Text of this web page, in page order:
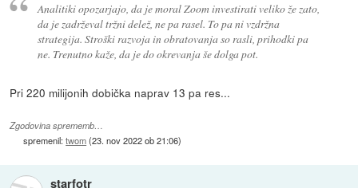
Analitiki opozarjajo, da je moral Zoom investirati veliko že zato,
da je zadrževal tržni delež, ne pa rasel. To pa ni vzdržna
strategija. Stroški razvoja in obratovanja so rasli, prihodki pa
ne. Trenutno kaže, da je do okrevanja še dolga pot.
Pri 220 milijonih dobička naprav 13 pa res...
Zgodovina sprememb…
spremenil:twom(23. nov 2022 ob 21:06)
starfotr